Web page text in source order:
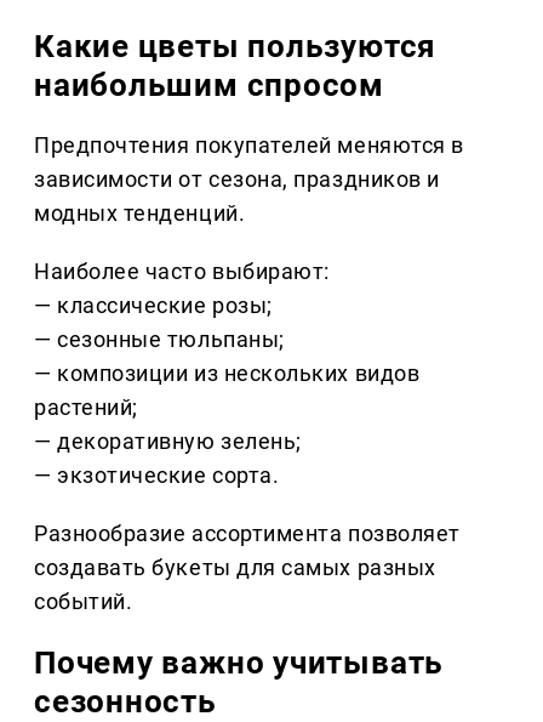
Какие цветы пользуются
наибольшим спросом
Предпочтения покупателей меняются в
зависимости от сезона, праздников и
модных тенденций.
Наиболее часто выбирают:
— классические розы;
— сезонные тюльпаны;
— композиции из нескольких видов
растений;
— декоративную зелень;
— экзотические сорта.
Разнообразие ассортимента позволяет
создавать букеты для самых разных
событий.
Почему важно учитывать
сезонность